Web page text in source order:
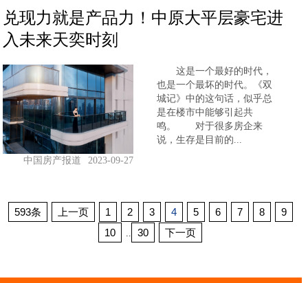
兑现力就是产品力！中原大平层豪宅进
入未来天奕时刻
这是一个最好的时代，
也是一个最坏的时代。《双
城记》中的这句话，似乎总
是在楼市中能够引起共
鸣。 对于很多房企来
说，生存是目前的...
中国房产报道
2023-09-27
593条 上一页 1 2 3 4 5 6 7 8
9
10
.. 30 下一页